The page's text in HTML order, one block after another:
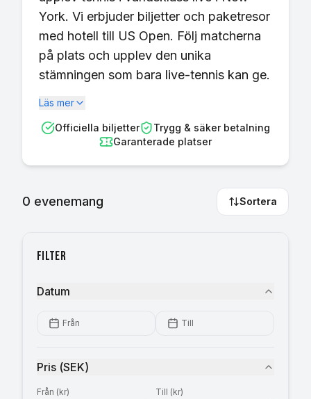
York. Vi erbjuder biljetter och paketresor
med hotell till US Open. Följ matcherna
på plats och upplev den unika
stämningen som bara live-tennis kan ge.
Läs mer
Officiella biljetter
Trygg & säker betalning
Garanterade platser
0 evenemang Sortera
Filter
Datum
Från Till
Pris (SEK)
Från (kr) Till (kr)